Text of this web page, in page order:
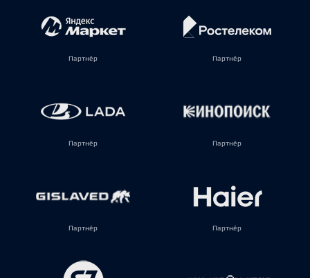
Партнёр Партнёр
Партнёр Партнёр
Партнёр Партнёр